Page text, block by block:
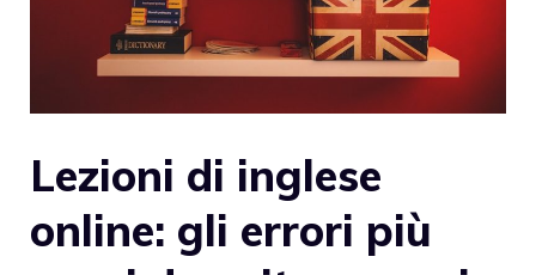
Lezioni di inglese
online: gli errori più